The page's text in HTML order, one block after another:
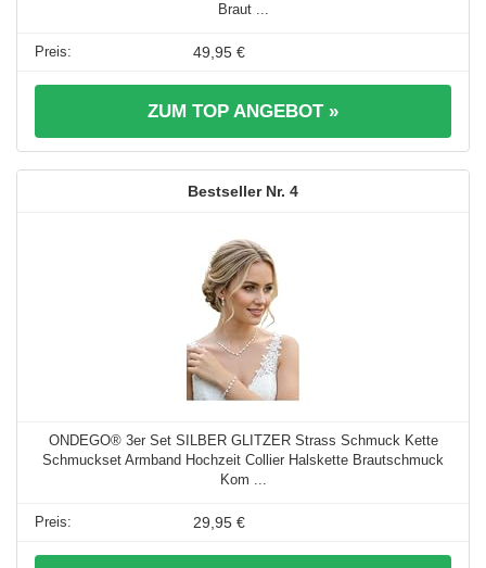
Braut ...
49,95 €
ZUM TOP ANGEBOT »
4
ONDEGO® 3er Set SILBER GLITZER Strass Schmuck Kette
Schmuckset Armband Hochzeit Collier Halskette Brautschmuck
Kom ...
29,95 €